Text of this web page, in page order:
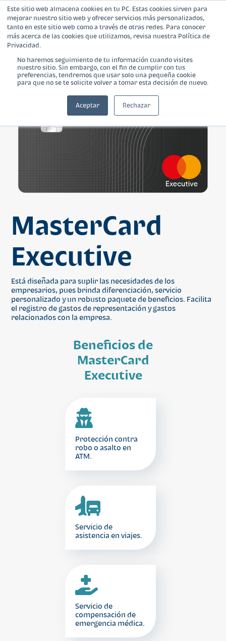
Este sitio web almacena cookies en tu PC. Estas cookies sirven para
mejorar nuestro sitio web y ofrecer servicios más personalizados,
tanto en este sitio web como a través de otras redes. Para conocer
más acerca de las cookies que utilizamos, revisa nuestra Política de
Privacidad.
No haremos seguimiento de tu información cuando visites
nuestro sitio. Sin embargo, con el fin de cumplir con tus
preferencias, tendremos que usar solo una pequeña cookie
para que no se te solicite volver a tomar esta decisión de nuevo.
Aceptar Rechazar
¿Qué es Banca Empresarial?
MasterCard
Executive
Está diseñada para suplir las necesidades de los
empresarios, pues brinda diferenciación, servicio
personalizado y un robusto paquete de beneficios. Facilita
el registro de gastos de representación y gastos
relacionados con la empresa.
Beneficios de
MasterCard
Executive
Protección contra
robo o asalto en
ATM.
Servicio de
asistencia en viajes.
Servicio de
compensación de
emergencia médica.